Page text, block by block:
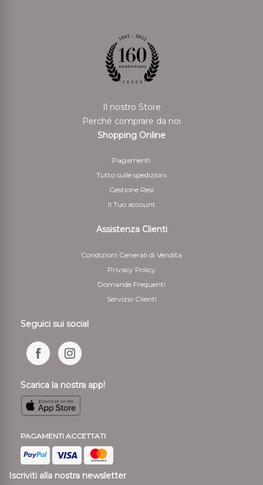
Il nostro Store
Perché comprare da noi
Shopping Online
Pagamenti
Tutto sulle spedizioni
Gestione Resi
Il Tuo account
Assistenza Clienti
Condizioni Generali di Vendita
Privacy Policy
Domande Frequenti
Servizio Clienti
Seguici sui social
Scarica la nostra app!
PAGAMENTI ACCETTATI
Iscriviti alla nostra newsletter